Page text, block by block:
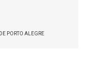
PORTO ALEGRE